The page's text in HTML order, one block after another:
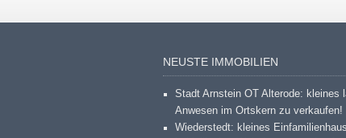
NEUSTE IMMOBILIEN
Stadt Arnstein OT Alterode: kleines
Anwesen im Ortskern zu verkaufen!
Wiederstedt: kleines